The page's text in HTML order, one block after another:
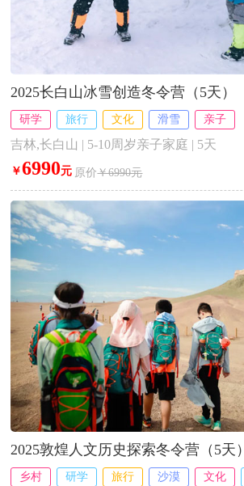
2025长白山冰雪创造冬令营（5天）
研学 旅行 文化 滑雪 亲子
吉林,长白山 | 5-10周岁亲子家庭 | 5天
￥6990元 原价￥6990元
2025敦煌人文历史探索冬令营（5天）
乡村 研学 旅行 沙漠 文化